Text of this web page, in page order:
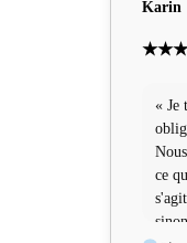
Karin
« Je
ce